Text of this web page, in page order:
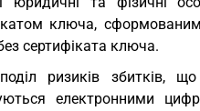
ключа,
сертифіката ключа.
ризиків збитків,
електронними